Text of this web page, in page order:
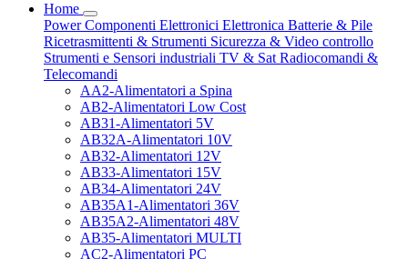
Home
PowerComponenti Elettronici Elettronica Batterie & Pile
Ricetrasmittenti & Strumenti Sicurezza & Video controllo
Strumenti e Sensori industriali TV & Sat Radiocomandi &
Telecomandi
AA2-Alimentatori a Spina
AB2-Alimentatori Low Cost
AB31-Alimentatori 5V
AB32A-Alimentatori 10V
AB32-Alimentatori 12V
AB33-Alimentatori 15V
AB34-Alimentatori 24V
AB35A1-Alimentatori 36V
AB35A2-Alimentatori 48V
AB35-Alimentatori MULTI
AC2-Alimentatori PC